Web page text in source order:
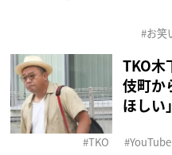
お笑
TKO木
伎町か
ほしい
TKO YouTube